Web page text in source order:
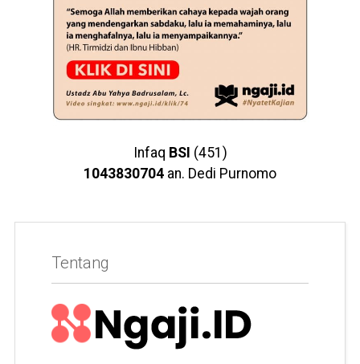
Infaq BSI (451)
1043830704 an. Dedi Purnomo
Tentang